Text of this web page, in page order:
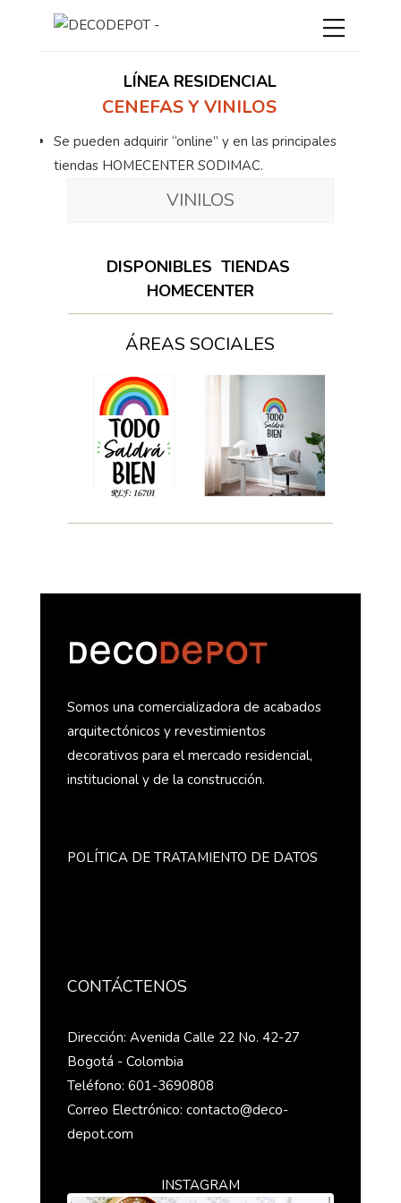
LÍNEA RESIDENCIAL
CENEFAS Y VINILOS
Se pueden adquirir “online” y en las principales
tiendas HOMECENTER SODIMAC.
VINILOS
DISPONIBLES TIENDAS
HOMECENTER
ÁREAS SOCIALES
Somos una comercializadora de acabados
arquitectónicos y revestimientos
decorativos para el mercado residencial,
institucional y de la construcción.
POLÍTICA DE TRATAMIENTO DE DATOS
CONTÁCTENOS
Dirección: Avenida Calle 22 No. 42-27
Bogotá - Colombia
Teléfono: 601-3690808
Correo Electrónico: contacto@deco-
depot.com
INSTAGRAM